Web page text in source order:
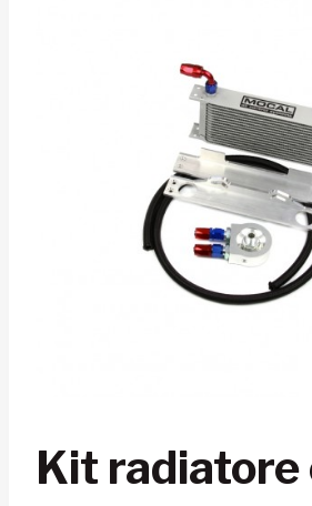
Kit radiatore